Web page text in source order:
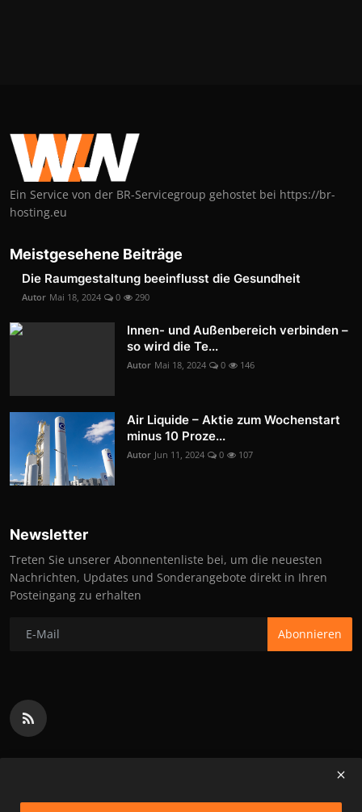
Ein Service von der BR-Servicegroup gehostet bei https://br-
hosting.eu
Meistgesehene Beiträge
Die Raumgestaltung beeinflusst die Gesundheit
Autor Mai 18, 2024 0 290
Innen- und Außenbereich verbinden –
so wird die Te...
Autor Mai 18, 2024 0 146
Air Liquide – Aktie zum Wochenstart
minus 10 Proze...
Autor Jun 11, 2024 0 107
Newsletter
Treten Sie unserer Abonnentenliste bei, um die neuesten
Nachrichten, Updates und Sonderangebote direkt in Ihren
Posteingang zu erhalten
Abonnieren